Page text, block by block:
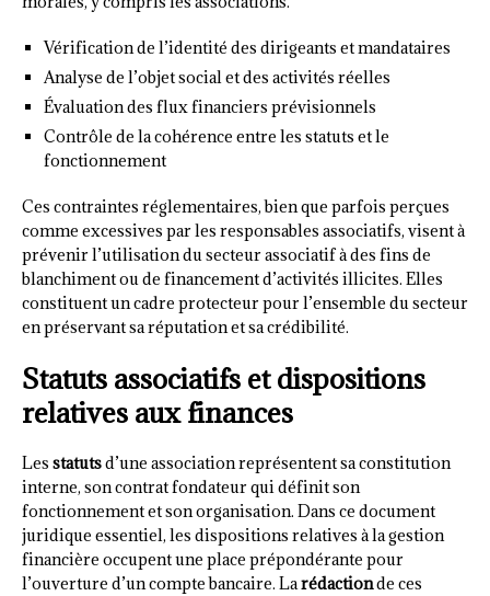
Vérification de l’identité des dirigeants et mandataires
Analyse de l’objet social et des activités réelles
Évaluation des flux financiers prévisionnels
Contrôle de la cohérence entre les statuts et le
fonctionnement
Ces contraintes réglementaires, bien que parfois perçues
comme excessives par les responsables associatifs, visent à
prévenir l’utilisation du secteur associatif à des fins de
blanchiment ou de financement d’activités illicites. Elles
constituent un cadre protecteur pour l’ensemble du secteur
en préservant sa réputation et sa crédibilité.
Statuts associatifs et dispositions
relatives aux finances
Les statutsd’une association représentent sa constitution
interne, son contrat fondateur qui définit son
fonctionnement et son organisation. Dans ce document
juridique essentiel, les dispositions relatives à la gestion
financière occupent une place prépondérante pour
l’ouverture d’un compte bancaire. Larédactionde ces